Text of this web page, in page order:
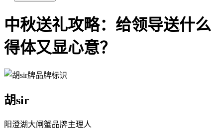
中秋送礼攻略：给领导送什么
得体又显心意？
胡sir
阳澄湖大闸蟹品牌主理人